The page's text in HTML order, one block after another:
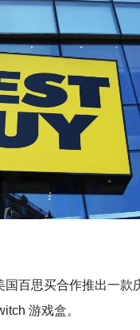
国百思买合作推出一款
游戏盒。